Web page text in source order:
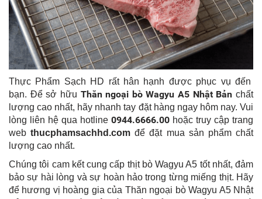
Thực Phẩm Sạch HD rất hân hạnh được phục vụ đến
bạn. Để sở hữu Thăn ngoại bò Wagyu A5 Nhật Bản chất
lượng cao nhất, hãy nhanh tay đặt hàng ngay hôm nay. Vui
lòng liên hệ qua hotline 0944.6666.00 hoặc truy cập trang
webthucphamsachhd.com để đặt mua sản phẩm chất
lượng cao nhất.
Chúng tôi cam kết cung cấp thịt bò Wagyu A5 tốt nhất, đảm
bảo sự hài lòng và sự hoàn hảo trong từng miếng thịt. Hãy
để hương vị hoàng gia của Thăn ngoại bò Wagyu A5 Nhật